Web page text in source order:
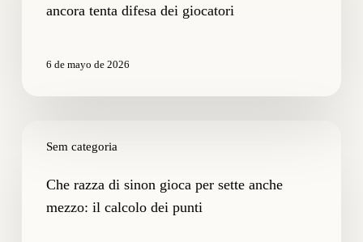
ancora tenta difesa dei giocatori
6 de mayo de 2026
Sem categoria
razza
sinonChe razza di sinon gioca per sette anche
mezzo: il calcolo dei punti